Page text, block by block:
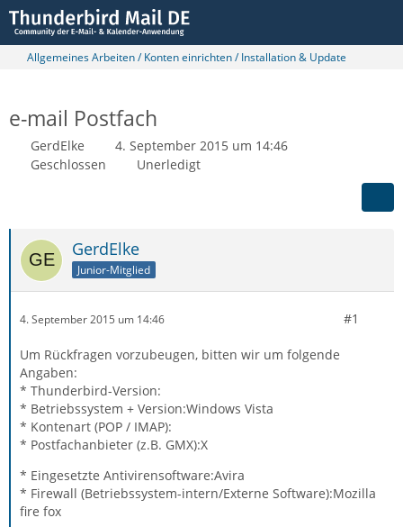
Allgemeines Arbeiten / Konten einrichten / Installation & Update
e-mail Postfach
GerdElke
4. September 2015 um 14:46
Geschlossen
Unerledigt
GerdElke
Junior-Mitglied
4. September 2015 um 14:46 #1
Um Rückfragen vorzubeugen, bitten wir um folgende
Angaben:
* Thunderbird-Version:
* Betriebssystem + Version:Windows Vista
* Kontenart (POP / IMAP):
* Postfachanbieter (z.B. GMX):X
* Eingesetzte Antivirensoftware:Avira
* Firewall (Betriebssystem-intern/Externe Software):Mozilla
fire fox